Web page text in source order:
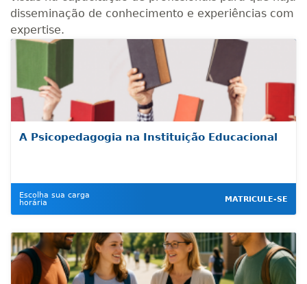
disseminação de conhecimento e experiências com
expertise.
A Psicopedagogia na Instituição Educacional
Escolha sua carga
horária
MATRICULE-SE